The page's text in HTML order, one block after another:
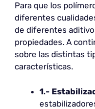
Para que los
diferentes
de diferentes
propiedades. A
sobre las distintas
características.
1.-